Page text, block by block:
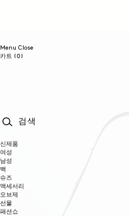
Menu Close
카트 (0)
신제품
여성
남성
백
슈즈
액세서리
오브제
선물
패션쇼